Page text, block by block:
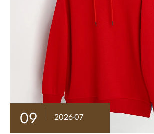
09 2026-07